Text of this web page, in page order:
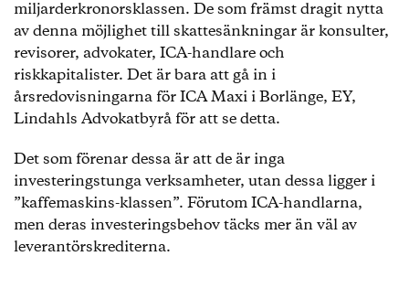
miljarderkronorsklassen. De som främst dragit nytta
av denna möjlighet till skattesänkningar är konsulter,
revisorer, advokater, ICA-handlare och
riskkapitalister. Det är bara att gå in i
årsredovisningarna för ICA Maxi i Borlänge, EY,
Lindahls Advokatbyrå för att se detta.
Det som förenar dessa är att de är inga
investeringstunga verksamheter, utan dessa ligger i
”kaffemaskins-klassen”. Förutom ICA-handlarna,
men deras investeringsbehov täcks mer än väl av
leverantörskrediterna.